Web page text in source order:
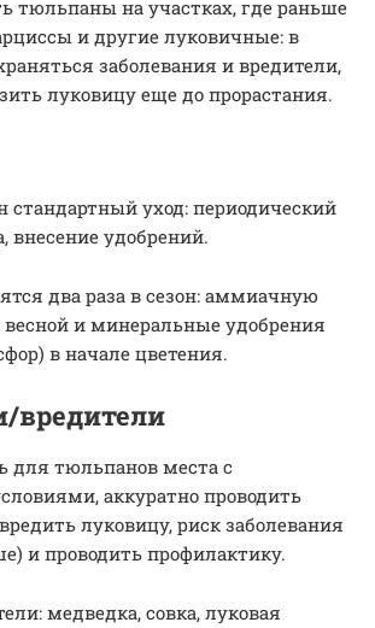
тюльпаны на участках, где раньше
и другие луковичные: в
заболевания и вредители,
луковицу еще до прорастания.
стандартный уход: периодический
внесение удобрений.
два раза в сезон: аммиачную
весной и минеральные удобрения
в начале цветения.
вредители
для тюльпанов места с
аккуратно проводить
луковицу, риск заболевания
и проводить профилактику.
медведка, совка, луковая